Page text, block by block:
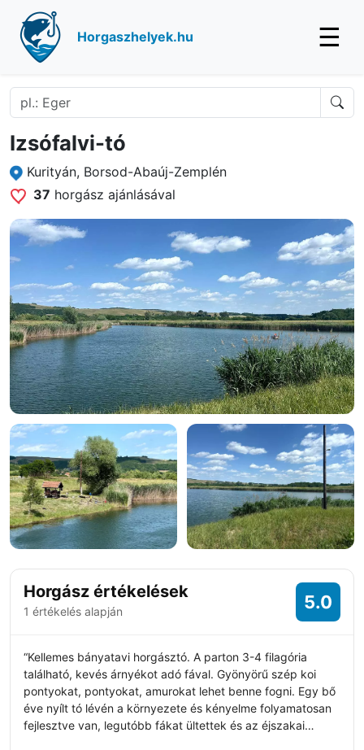
Horgaszhelyek.hu ☰
Izsófalvi-tó
Kurityán, Borsod-Abaúj-Zemplén
37 horgász ajánlásával
Horgász értékelések
1 értékelés alapján 5.0
“Kellemes bányatavi horgásztó. A parton 3-4 filagória
található, kevés árnyékot adó fával. Gyönyörű szép koi
pontyokat, pontyokat, amurokat lehet benne fogni. Egy bő
éve nyílt tó lévén a környezete és kényelme folyamatosan
fejlesztve van, legutóbb fákat ültettek és az éjszakai